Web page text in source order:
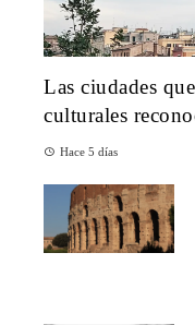
Las ciudades
culturales
Hace 5 días